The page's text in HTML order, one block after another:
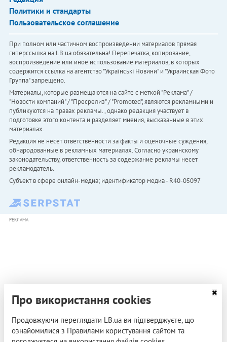
Политики и стандарты
Пользовательское соглашение
При полном или частичном воспроизведении материалов прямая
гиперссылка на LB.ua обязательна! Перепечатка, копирование,
воспроизведение или иное использование материалов, в которых
содержится ссылка на агентство "Українськi Новини" и "Украинская Фото
Группа" запрещено.
Материалы, которые размещаются на сайте с меткой "Реклама" /
"Новости компаний" / "Пресрелиз" / "Promoted", являются рекламными и
публикуются на правах рекламы. , однако редакция участвует в
подготовке этого контента и разделяет мнения, высказанные в этих
материалах.
Редакция не несет ответственности за факты и оценочные суждения,
обнародованные в рекламных материалах. Согласно украинскому
законодательству, ответственность за содержание рекламы несет
рекламодатель.
Субъект в сфере онлайн-медиа; идентификатор медиа - R40-05097
РЕКЛАМА
Про використання cookies
Продовжуючи переглядати LB.ua ви підтверджуєте, що
ознайомилися з Правилами користування сайтом та